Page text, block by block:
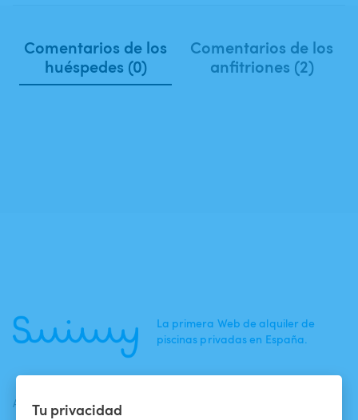
Tu privacidad
Comentarios de los
huéspedes (0)
Comentarios de los
anfitriones (2)
La primera Web de alquiler de
piscinas privadas en España.
ACTUALIDADES